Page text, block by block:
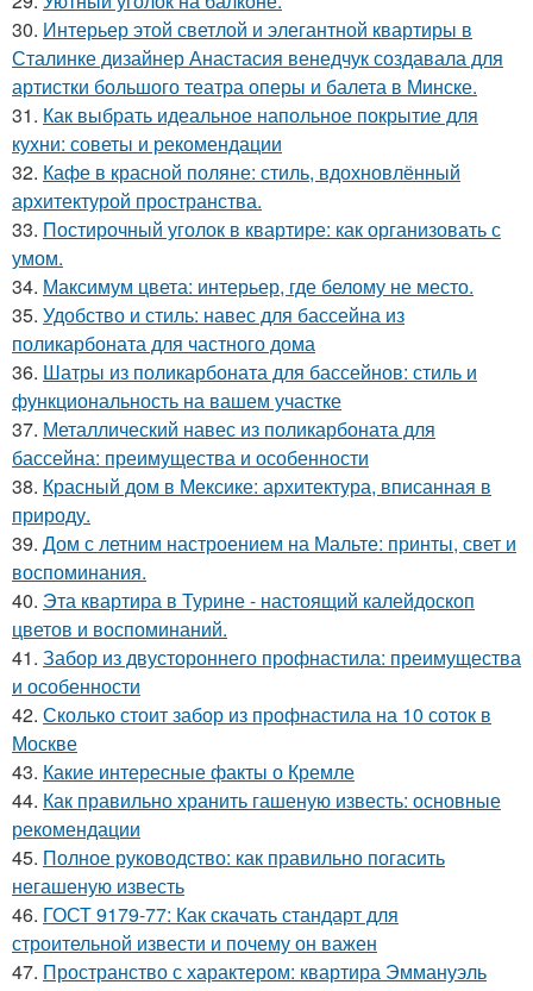
30. Интерьер этой светлой и элегантной квартиры в
Сталинке дизайнер Анастасия венедчук создавала для
артистки большого театра оперы и балета в Минске.
31. Как выбрать идеальное напольное покрытие для
кухни: советы и рекомендации
32. Кафе в красной поляне: стиль, вдохновлённый
архитектурой пространства.
33. Постирочный уголок в квартире: как организовать с
умом.
34. Максимум цвета: интерьер, где белому не место.
35. Удобство и стиль: навес для бассейна из
поликарбоната для частного дома
36. Шатры из поликарбоната для бассейнов: стиль и
функциональность на вашем участке
37. Металлический навес из поликарбоната для
бассейна: преимущества и особенности
38. Красный дом в Мексике: архитектура, вписанная в
природу.
39. Дом с летним настроением на Мальте: принты, свет и
воспоминания.
40. Эта квартира в Турине - настоящий калейдоскоп
цветов и воспоминаний.
41. Забор из двустороннего профнастила: преимущества
и особенности
42. Сколько стоит забор из профнастила на 10 соток в
Москве
43. Какие интересные факты о Кремле
44. Как правильно хранить гашеную известь: основные
рекомендации
45. Полное руководство: как правильно погасить
негашеную известь
46. ГОСТ 9179-77: Как скачать стандарт для
строительной извести и почему он важен
47. Пространство с характером: квартира Эммануэль